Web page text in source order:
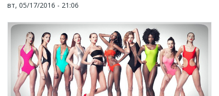
вт, 05/17/2016 - 21:06